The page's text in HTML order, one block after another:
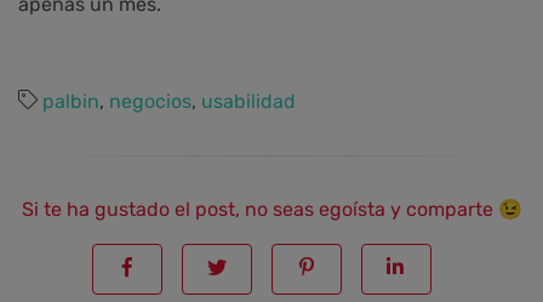
apenas un mes.
palbin, negocios, usabilidad
Si te ha gustado el post, no seas egoísta y comparte 😉